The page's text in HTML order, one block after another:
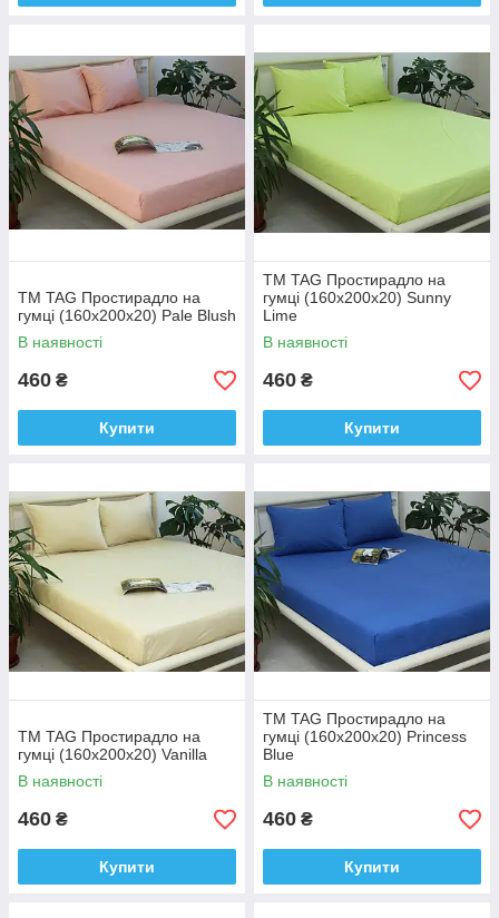
ТМ TAG Простирадло на
гумці (160х200х20) Pale Blush
В наявності
460 ₴
Купити
ТМ TAG Простирадло на
гумці (160х200х20) Sunny
Lime
В наявності
460 ₴
Купити
ТМ TAG Простирадло на
гумці (160х200х20) Vanilla
В наявності
460 ₴
Купити
ТМ TAG Простирадло на
гумці (160х200х20) Princess
Blue
В наявності
460 ₴
Купити